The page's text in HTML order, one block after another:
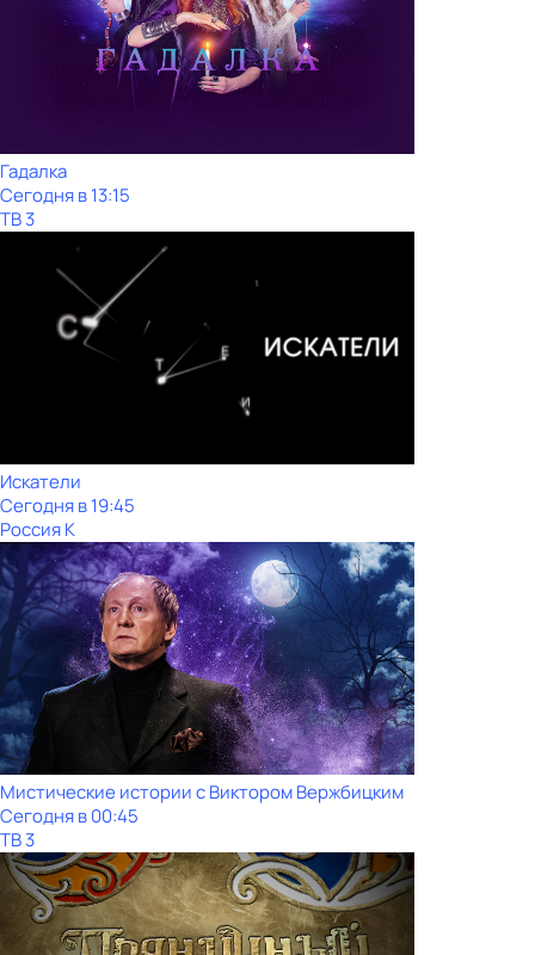
Гадалка
Сегодня в 13:15
ТВ 3
Искатели
Сегодня в 19:45
Россия К
Мистические истории с Виктoром Bержбицким
Сегодня в 00:45
ТВ 3